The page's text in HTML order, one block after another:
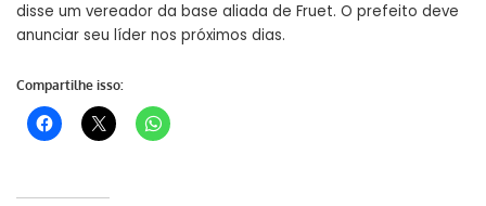
disse um vereador da base aliada de Fruet. O prefeito deve
anunciar seu líder nos próximos dias.
Compartilhe isso: